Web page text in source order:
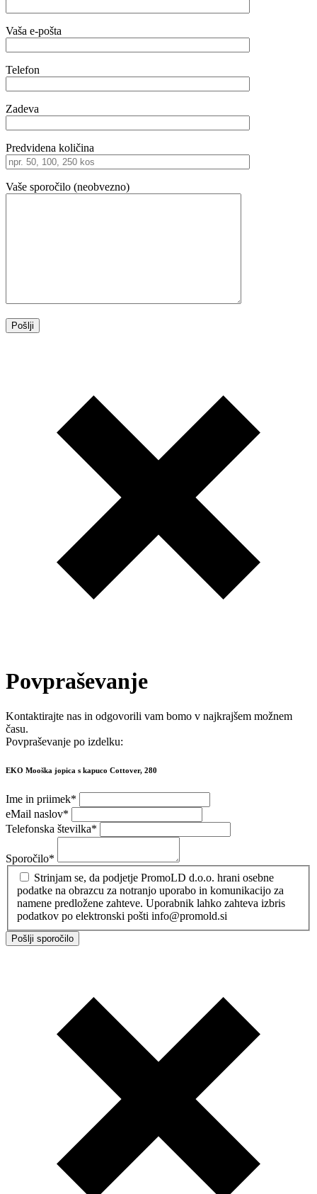
Vaša e-pošta
Telefon
Zadeva
Predvidena količina
Vaše sporočilo (neobvezno)
Povpraševanje
Kontaktirajte nas in odgovorili vam bomo v najkrajšem možnem
času.
Povpraševanje po izdelku:
EKO Mooška jopica s kapuco Cottover, 280
Ime in priimek*
eMail naslov*
Telefonska številka*
Sporočilo*
Strinjam se, da podjetje PromoLD d.o.o. hrani osebne
podatke na obrazcu za notranjo uporabo in komunikacijo za
namene predložene zahteve. Uporabnik lahko zahteva izbris
podatkov po elektronski pošti info@promold.si
Pošlji sporočilo